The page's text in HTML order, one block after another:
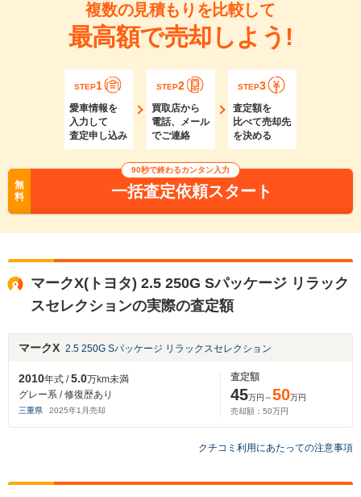
複数の見積もりを比較して
最高額で売却しよう!
STEP1
愛車情報を
入力して
査定申し込み
STEP2
買取店から
電話、メール
でご連絡
STEP3
査定額を
比べて売却先
を決める
無
料
90秒で終わるカンタン入力
一括査定依頼スタート
マークX(トヨタ) 2.5 250G Sパッケージ リラック
スセレクションの実際の査定額
マークX 2.5 250G Sパッケージ リラックスセレクション
2010年式 /5.0万km未満
グレー系 / 修復歴あり
三重県 2025年1 月売却
査定額
45万円～50万円
売却額： 50万円
クチコミ利用にあたっての注意事項